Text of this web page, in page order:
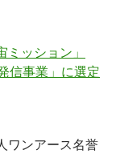
ッション」
信事業」に選定
ワンアース名誉